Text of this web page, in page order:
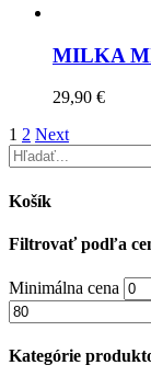
MILKA
29,90 €
1 2 Next
Košík
Filtrovať podľa
Minimálna cena
Kategórie